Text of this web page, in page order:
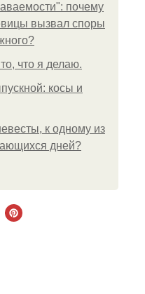
почему
вызвал споры
что я делаю.
косы и
к одному из
дней?